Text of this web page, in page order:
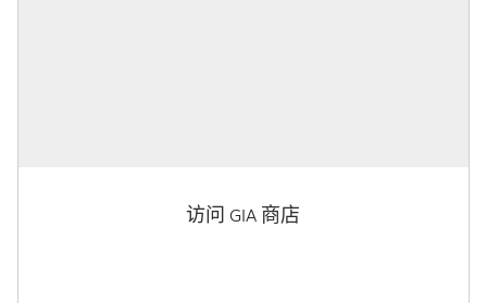
访问 GIA 商店